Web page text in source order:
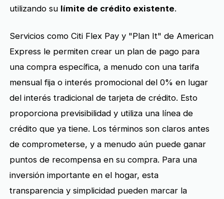
utilizando su límite de crédito existente.
Servicios como Citi Flex Pay y "Plan It" de American
Express le permiten crear un plan de pago para
una compra específica, a menudo con una tarifa
mensual fija o interés promocional del 0% en lugar
del interés tradicional de tarjeta de crédito. Esto
proporciona previsibilidad y utiliza una línea de
crédito que ya tiene. Los términos son claros antes
de comprometerse, y a menudo aún puede ganar
puntos de recompensa en su compra. Para una
inversión importante en el hogar, esta
transparencia y simplicidad pueden marcar la